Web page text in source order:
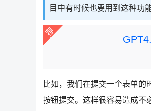
目中有时候也要用到这种功能
比如，我们在提交一个表单的
按钮提交。这样很容易造成不